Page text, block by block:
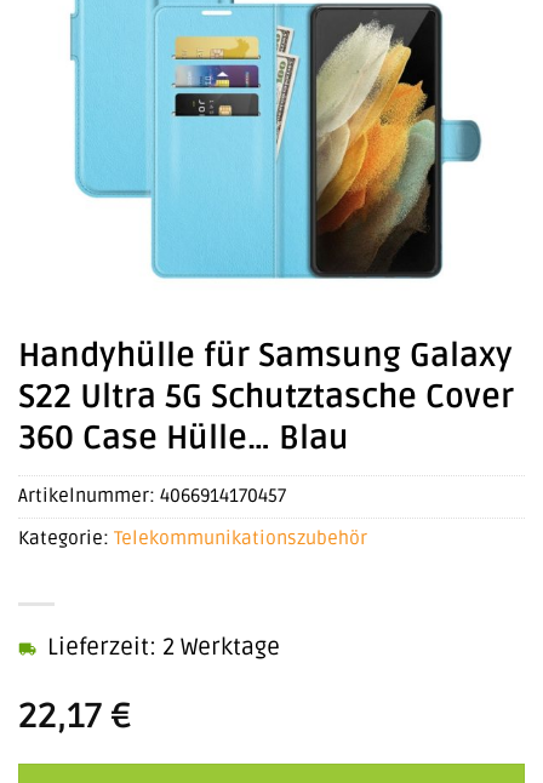
Handyhülle für Samsung Galaxy
S22 Ultra 5G Schutztasche Cover
360 Case Hülle… Blau
22,17 €
Lieferzeit: 2 Werktage
Artikelnummer: 4066914170457
Kategorie: Telekommunikationszubehör